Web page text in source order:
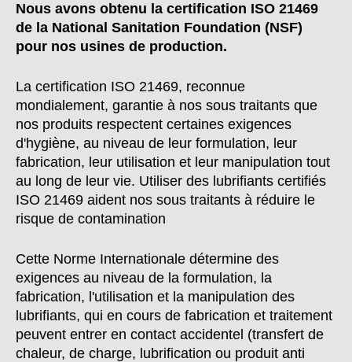
Nous avons obtenu la certification ISO 21469
de la National Sanitation Foundation (NSF)
pour nos usines de production.
La certification ISO 21469, reconnue
mondialement, garantie à nos sous traitants que
nos produits respectent certaines exigences
d'hygiène, au niveau de leur formulation, leur
fabrication, leur utilisation et leur manipulation tout
au long de leur vie. Utiliser des lubrifiants certifiés
ISO 21469 aident nos sous traitants à réduire le
risque de contamination
Cette Norme Internationale détermine des
exigences au niveau de la formulation, la
fabrication, l'utilisation et la manipulation des
lubrifiants, qui en cours de fabrication et traitement
peuvent entrer en contact accidentel (transfert de
chaleur, de charge, lubrification ou produit anti